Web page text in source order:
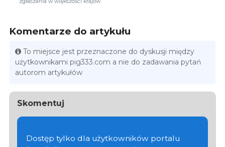
zgłaszania w większości krajów.
Komentarze do artykułu
To miejsce jest przeznaczone do dyskusji między
użytkownikami pig333.com a nie do zadawania pytań
autorom artykułów
Skomentuj
Dostęp tylko dla użytkowników portalu